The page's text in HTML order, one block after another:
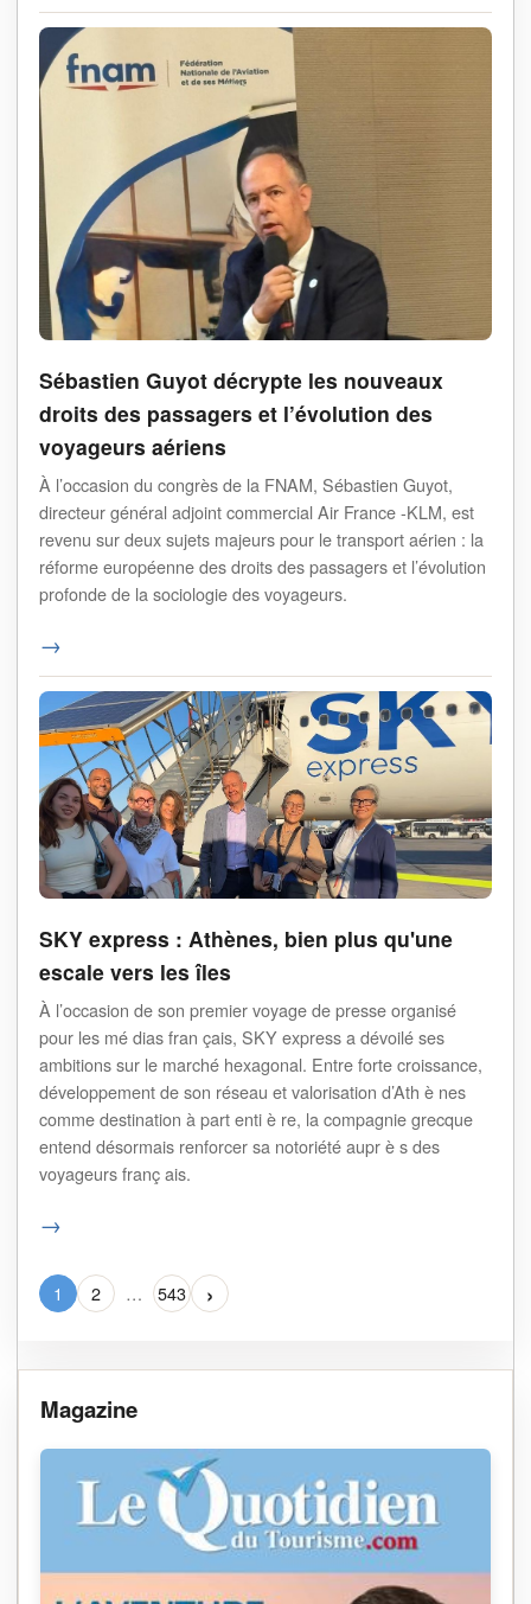
Sébastien Guyot décrypte les nouveaux
droits des passagers et l’évolution des
voyageurs aériens
À l’occasion du congrès de la FNAM, Sébastien Guyot,
directeur général adjoint commercial Air France -KLM, est
revenu sur deux sujets majeurs pour le transport aérien : la
réforme européenne des droits des passagers et l’évolution
profonde de la sociologie des voyageurs.
→
SKY express : Athènes, bien plus qu'une
escale vers les îles
À l’occasion de son premier voyage de presse organisé
pour les mé dias fran çais, SKY express a dévoilé ses
ambitions sur le marché hexagonal. Entre forte croissance,
développement de son réseau et valorisation d’Ath è nes
comme destination à part enti è re, la compagnie grecque
entend désormais renforcer sa notoriété aupr è s des
voyageurs franç ais.
→
1 2 … 543 ›
Magazine